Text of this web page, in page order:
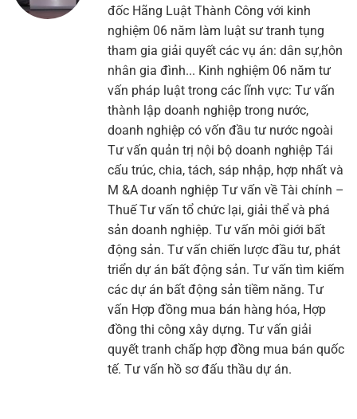
đốc Hãng Luật Thành Công với kinh
nghiệm 06 năm làm luật sư tranh tụng
tham gia giải quyết các vụ án: dân sự,hôn
nhân gia đình... Kinh nghiệm 06 năm tư
vấn pháp luật trong các lĩnh vực: Tư vấn
thành lập doanh nghiệp trong nước,
doanh nghiệp có vốn đầu tư nước ngoài
Tư vấn quản trị nội bộ doanh nghiệp Tái
cấu trúc, chia, tách, sáp nhập, hợp nhất và
M &A doanh nghiệp Tư vấn về Tài chính –
Thuế Tư vấn tổ chức lại, giải thể và phá
sản doanh nghiệp. Tư vấn môi giới bất
động sản. Tư vấn chiến lược đầu tư, phát
triển dự án bất động sản. Tư vấn tìm kiếm
các dự án bất động sản tiềm năng. Tư
vấn Hợp đồng mua bán hàng hóa, Hợp
đồng thi công xây dựng. Tư vấn giải
quyết tranh chấp hợp đồng mua bán quốc
tế. Tư vấn hồ sơ đấu thầu dự án.